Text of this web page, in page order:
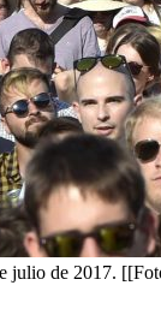
julio de 2017.